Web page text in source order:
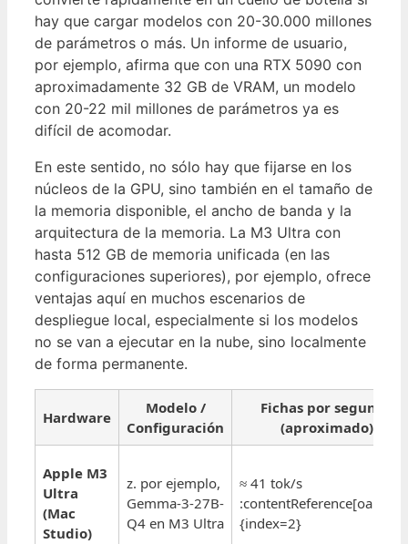
hay que cargar modelos con 20-30.000 millones
de parámetros o más. Un informe de usuario,
por ejemplo, afirma que con una RTX 5090 con
aproximadamente 32 GB de VRAM, un modelo
con 20-22 mil millones de parámetros ya es
difícil de acomodar.
En este sentido, no sólo hay que fijarse en los
núcleos de la GPU, sino también en el tamaño de
la memoria disponible, el ancho de banda y la
arquitectura de la memoria. La M3 Ultra con
hasta 512 GB de memoria unificada (en las
configuraciones superiores), por ejemplo, ofrece
ventajas aquí en muchos escenarios de
despliegue local, especialmente si los modelos
no se van a ejecutar en la nube, sino localmente
de forma permanente.
Hardware
Modelo /
Configuración
Fichas por segundo
(aproximado)
Apple M3
Ultra
(Mac
Studio)
z. por ejemplo,
Gemma-3-27B-
Q4 en M3 Ultra
≈ 41 tok/s
{index=2}